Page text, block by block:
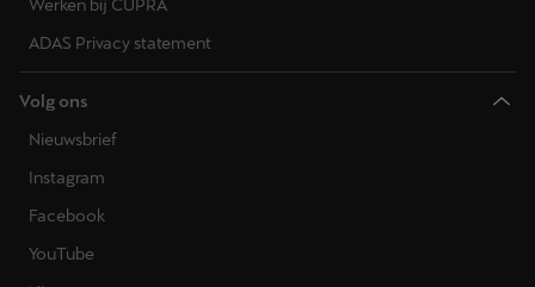
Werken bij CUPRA
ADAS Privacy statement
Volg ons
Nieuwsbrief
Instagram
Facebook
YouTube